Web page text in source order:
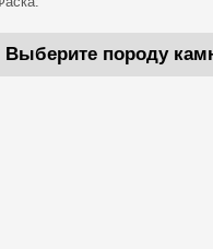
Выберите породу